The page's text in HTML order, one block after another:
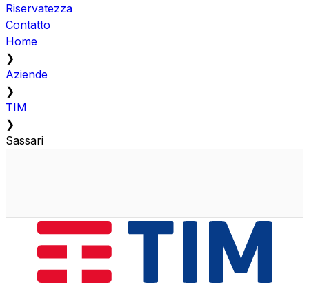
Riservatezza
Contatto
Home
❯
Aziende
❯
TIM
❯
Sassari